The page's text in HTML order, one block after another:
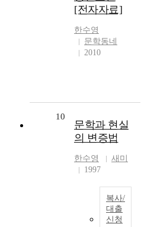
[전자자료]
한수영
문학동네
2010
10
문학과 현실
의 변증법
한수영
새미
1997
복사/
대출
신청